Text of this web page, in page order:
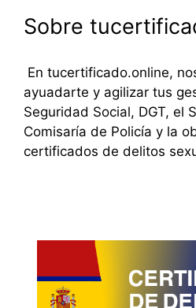
Sobre
En tucertificado.online,
ayuadarte y agilizar tus
Seguridad Social, DGT, el
Comisaría de Policía y la
certificados de delitos